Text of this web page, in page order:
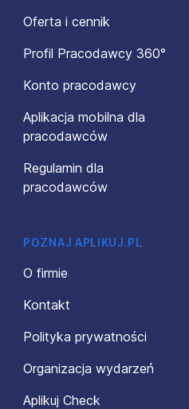
Oferta i cennik
Profil Pracodawcy 360°
Konto pracodawcy
Aplikacja mobilna dla
pracodawców
Regulamin dla
pracodawców
POZNAJ APLIKUJ.PL
O firmie
Kontakt
Polityka prywatności
Organizacja wydarzeń
Aplikuj Check